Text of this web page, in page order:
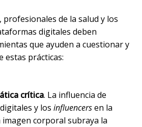
profesionales de la salud y los
digitales deben
que ayuden a cuestionar y
estas prácticas:
crítica. La influencia de
y los influencersen la
imagen corporal subraya la